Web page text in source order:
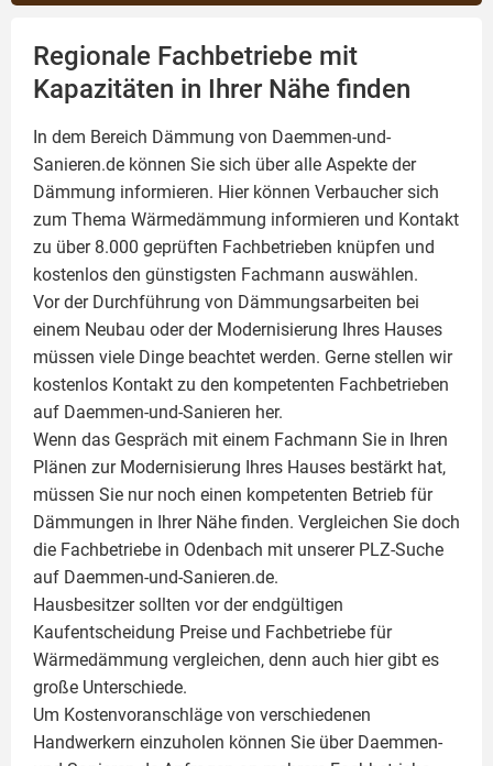
Regionale Fachbetriebe mit
Kapazitäten in Ihrer Nähe finden
In dem Bereich Dämmung von Daemmen-und-
Sanieren.de können Sie sich über alle Aspekte der
Dämmung informieren. Hier können Verbaucher sich
zum Thema Wärmedämmung informieren und Kontakt
zu über 8.000 geprüften Fachbetrieben knüpfen und
kostenlos den günstigsten Fachmann auswählen.
Vor der Durchführung von Dämmungsarbeiten bei
einem Neubau oder der Modernisierung Ihres Hauses
müssen viele Dinge beachtet werden. Gerne stellen wir
kostenlos Kontakt zu den kompetenten Fachbetrieben
auf Daemmen-und-Sanieren her.
Wenn das Gespräch mit einem Fachmann Sie in Ihren
Plänen zur Modernisierung Ihres Hauses bestärkt hat,
müssen Sie nur noch einen kompetenten Betrieb für
Dämmungen in Ihrer Nähe finden. Vergleichen Sie doch
die Fachbetriebe in Odenbach mit unserer PLZ-Suche
auf Daemmen-und-Sanieren.de.
Hausbesitzer sollten vor der endgültigen
Kaufentscheidung Preise und Fachbetriebe für
Wärmedämmung vergleichen, denn auch hier gibt es
große Unterschiede.
Um Kostenvoranschläge von verschiedenen
Handwerkern einzuholen können Sie über Daemmen-